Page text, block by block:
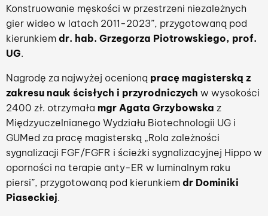
Konstruowanie męskości w przestrzeni niezależnych
gier wideo w latach 2011-2023”, przygotowaną pod
kierunkiem dr. hab. Grzegorza Piotrowskiego, prof.
UG.
Nagrodę za najwyżej ocenioną pracę magisterską z
zakresu nauk ścisłych i przyrodniczych w wysokości
2400 zł. otrzymała mgr Agata Grzybowska z
Międzyuczelnianego Wydziału Biotechnologii UG i
GUMed za pracę magisterską „Rola zależności
sygnalizacji FGF/FGFR i ścieżki sygnalizacyjnej Hippo w
oporności na terapie anty-ER w luminalnym raku
piersi”, przygotowaną pod kierunkiem dr Dominiki
Piaseckiej.